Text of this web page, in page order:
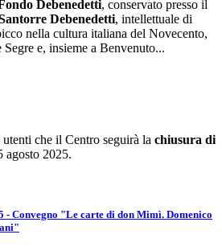
Debenedetti, conservato presso il
Debenedetti, intellettuale di
nella cultura italiana del Novecento,
Segre e, insieme a Benvenuto...
che il Centro seguirà la chiusura di
agosto 2025.
- Convegno "Le carte di don Mimì. Domenico